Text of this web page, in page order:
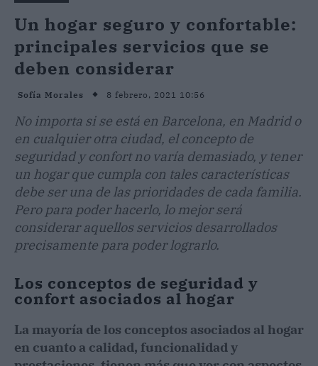
Un hogar seguro y confortable:
principales servicios que se
deben considerar
Sofía Morales 8 febrero, 2021 10:56
No importa si se está en Barcelona, en Madrid o
en cualquier otra ciudad, el concepto de
seguridad y confort no varía demasiado, y tener
un hogar que cumpla con tales características
debe ser una de las prioridades de cada familia.
Pero para poder hacerlo, lo mejor será
considerar aquellos servicios desarrollados
precisamente para poder lograrlo.
Los conceptos de seguridad y
confort asociados al hogar
La mayoría de los conceptos asociados al hogar
en cuanto a calidad, funcionalidad y